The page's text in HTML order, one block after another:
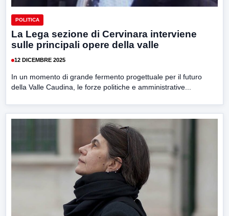
POLITICA
La Lega sezione di Cervinara interviene
sulle principali opere della valle
12 DICEMBRE 2025
In un momento di grande fermento progettuale per il futuro
della Valle Caudina, le forze politiche e amministrative...